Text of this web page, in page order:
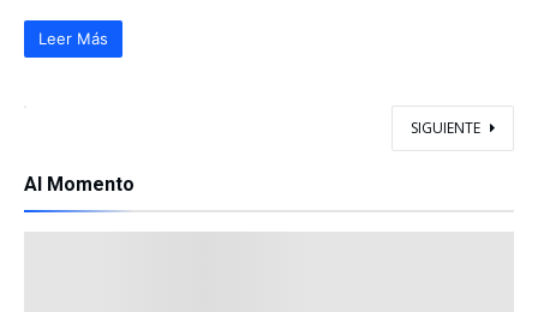
Leer Más
SIGUIENTE
Al Momento